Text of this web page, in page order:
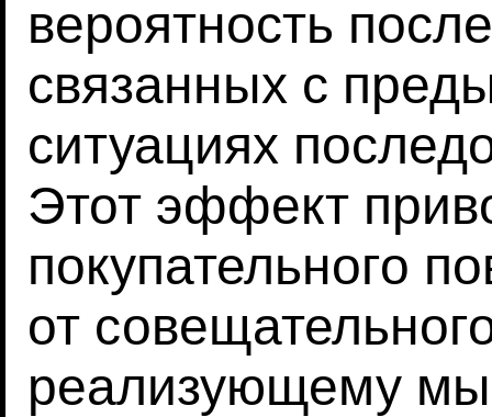
вероятность
связанных с
ситуациях
Этот эффект
покупательного
от
реализующему